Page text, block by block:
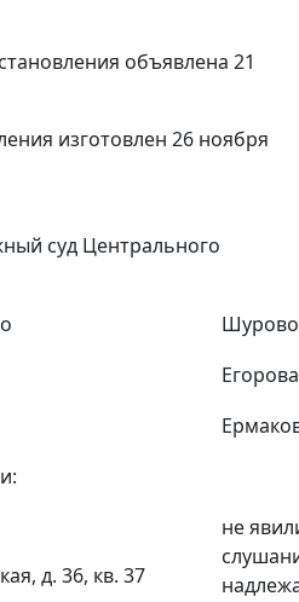
объявлена 21
изготовлен 26 ноября
суд Центрального
д. 36, кв. 37
не